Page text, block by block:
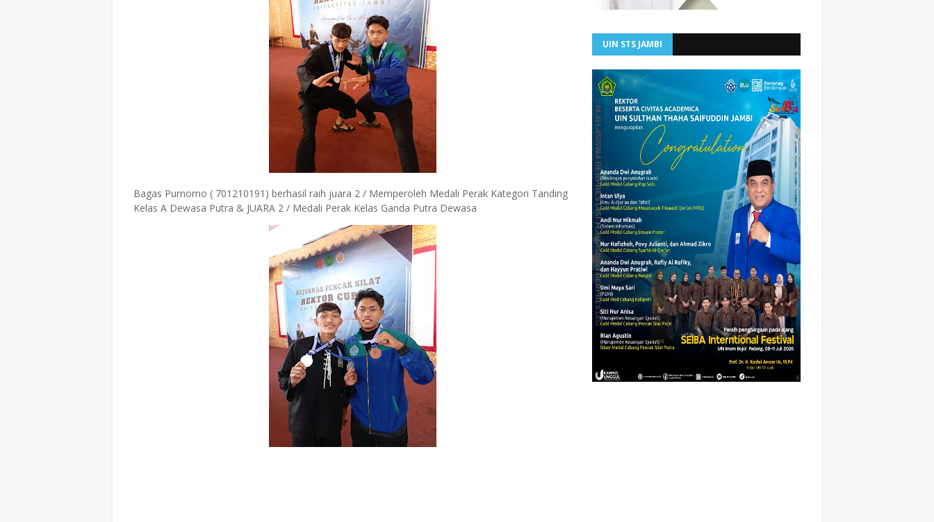
Bagas Purnomo ( 701210191) berhasil raih juara 2 / Memperoleh Medali Perak Kategori Tanding
Kelas A Dewasa Putra & JUARA 2 / Medali Perak Kelas Ganda Putra Dewasa
UIN STS JAMBI